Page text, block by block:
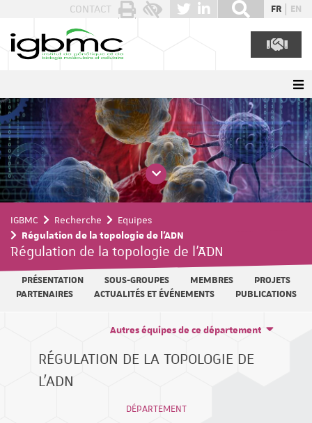
CONTACT FR EN
IGBMC Recherche
Equipes
Régulation de la topologie de l'ADN
Régulation de la topologie de l'ADN
PRÉSENTATION SOUS-GROUPES MEMBRES
PROJETS
PARTENAIRES
ACTUALITÉS ET ÉVÉNEMENTS PUBLICATIONS
RÉGULATION DE LA TOPOLOGIE DE
L'ADN
Autres équipes de ce département
DÉPARTEMENT
Panneau de gestion des cookies